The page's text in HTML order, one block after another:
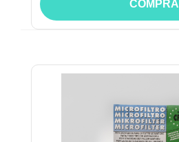
COMPRA